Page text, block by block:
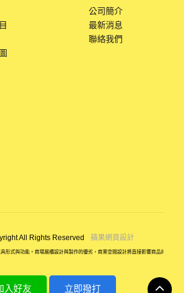
公司簡介
最新消息
聯絡我們
入好友 立即撥打
All Rights Reserved 蘋果網頁設計
形式與功能。商場展櫃設計與製作的優劣，商業空間設計將直接影響商品的銷售